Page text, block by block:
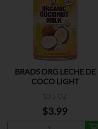
BRADS ORG LECHE DE
COCO LIGHT
13.5 OZ
$3.99